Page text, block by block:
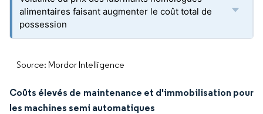
alimentaires faisant augmenter le coût total de
possession
Source: Mordor Intelligence
Coûts élevés de maintenance et d'immobilisation pour
les machines semi automatiques